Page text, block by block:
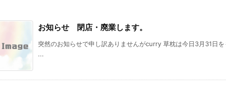
お知らせ 閉店・廃業します。
突然のお知らせで申し訳ありませんがcurry 草枕は今日3月31日
...